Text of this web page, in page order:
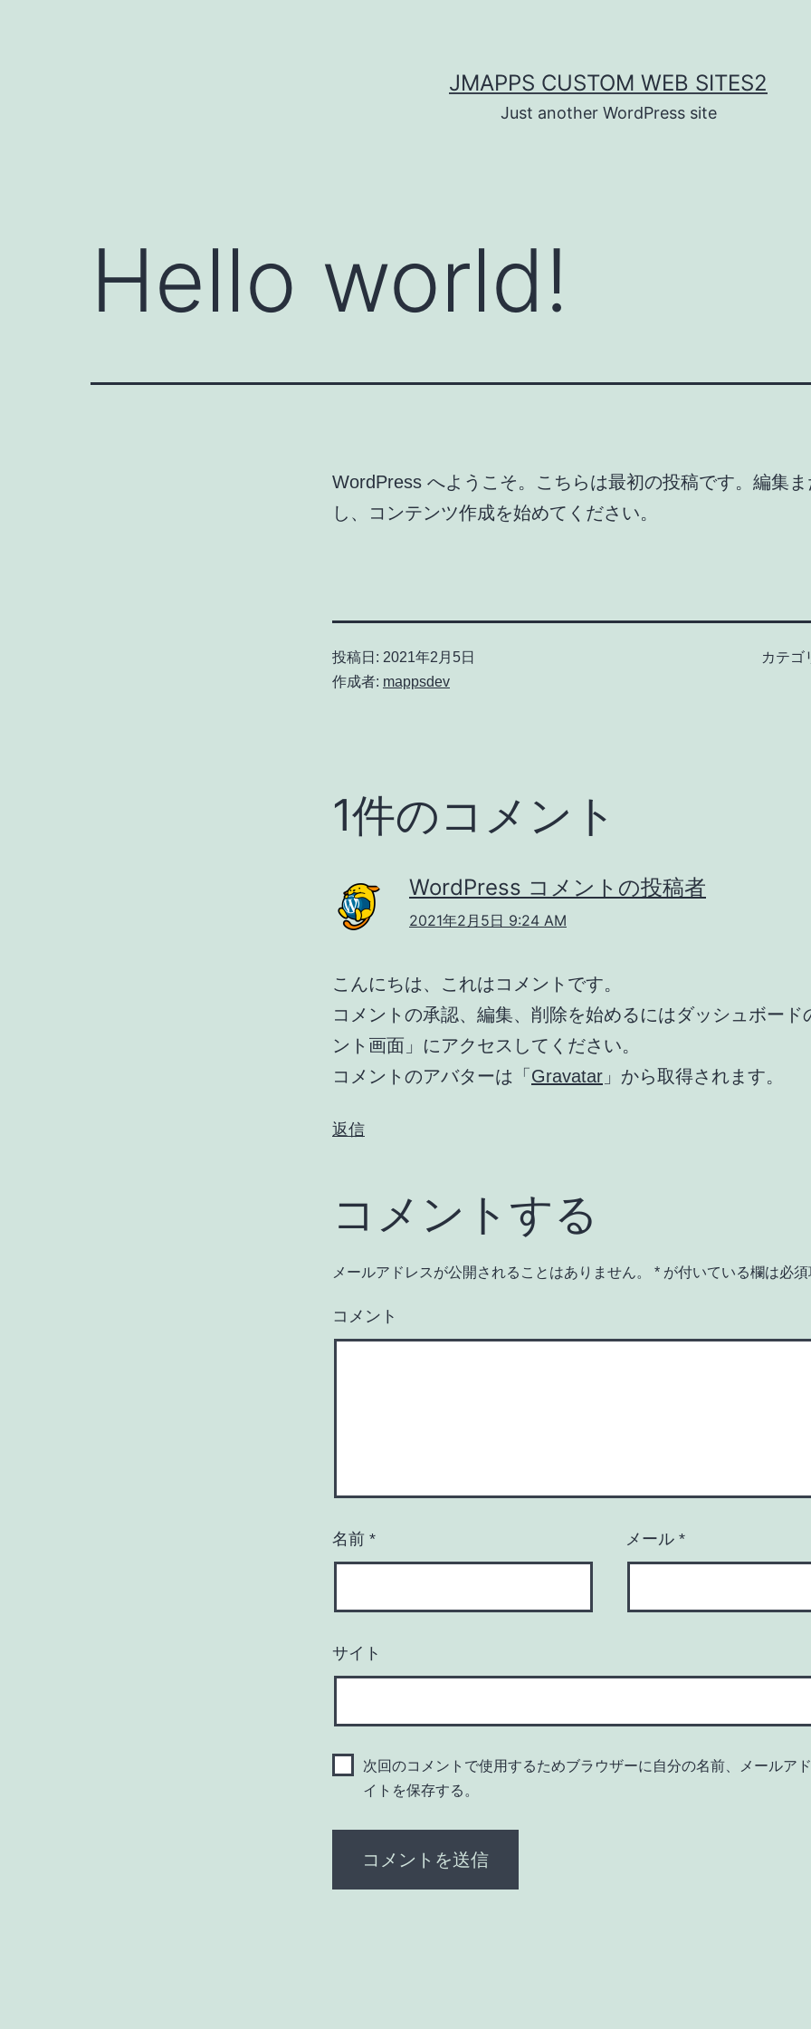
JMAPPS CUSTOM WEB SITES2
Just another WordPress site
Hello world!
WordPress へようこそ。こちらは最初の投稿です。編集
し、コンテンツ作成を始めてください。
投稿日: 2021年2月5日
作成者: mappsdev
カテゴ
1件のコメント
WordPress コメントの投稿者
2021年2月5日 9:24 AM
こんにちは、これはコメントです。
コメントの承認、編集、削除を始めるにはダッシュボード
ント画面」にアクセスしてください。
コメントのアバターは「 Gravatar 」から取得されます。
返信
コメントする
メールアドレスが公開されることはありません。 * が付いている欄は必
コメント
名前 * メール *
サイト
次回のコメントで使用するためブラウザーに自分の名前、メールア
イトを保存する。